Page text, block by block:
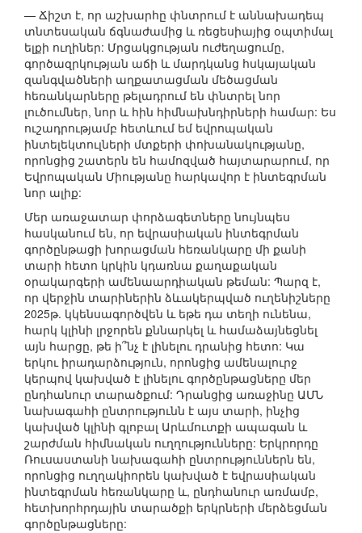
— Ճիշտ է, որ աշխարհը փնտրում է աննախադեպ
տնտեսական ճգնաժամից և ռեցեսիայից օպտիմալ
ելքի ուղիներ: Մրցակցության ուժեղացումը,
գործազրկության աճի և մարդկանց հսկայական
զանգվածների աղքատացման մեծացման
հեռանկարները թելադրում են փնտրել նոր
լուծումներ, նոր և հին հիմնախնդիրների համար: Ես
ուշադրությամբ հետևում եմ եվրոպական
ինտելեկտուլների մտքերի փոխանակությանը,
որոնցից շատերն են համոզված հայտարարում, որ
Եվրոպական Միությանը հարկավոր է ինտեգրման
նոր ալիք:
Մեր առաջատար փորձագետները նույնպես
հասկանում են, որ եվրասիական ինտեգրման
գործընթացի խորացման հեռանկարը մի քանի
տարի հետո կրկին կդառնա քաղաքական
օրակարգերի ամենաարդիական թեման: Պարզ է,
որ վերջին տարիներին ձևակերպված ուղենիշները
2025թ. կկենսագործվեն և եթե դա տեղի ունենա,
հարկ կլինի լրջորեն քննարկել և համաձայնեցնել
այն հարցը, թե ի՞նչ է լինելու դրանից հետո: Կա
երկու իրադարձություն, որոնցից ամենալուրջ
կերպով կախված է լինելու գործընթացները մեր
ընդհանուր տարածքում: Դրանցից առաջինը ԱՄՆ
նախագահի ընտրությունն է այս տարի, ինչից
կախված կլինի գլոբալ Արևմուտքի ապագան և
շարժման հիմնական ուղղությունները: Երկրորդը
Ռուսաստանի նախագահի ընտրություններն են,
որոնցից ուղղակիորեն կախված է եվրասիական
ինտեգրման հեռանկարը և, ընդհանուր առմամբ,
հետխորհրդային տարածքի երկրների մերձեցման
գործընթացները: